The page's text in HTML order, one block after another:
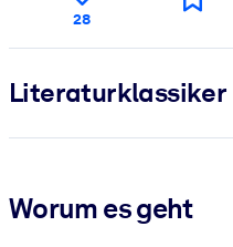
28
Literatur­klassiker
Worum es geht